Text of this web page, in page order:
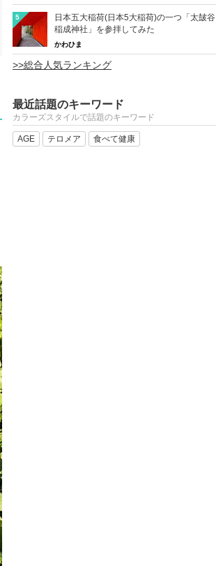
5
日本五大稲荷(日本5大稲荷)の一つ「太皷谷
稲成神社」を参拝してみた
かわひま
>>総合人気ランキング
最近話題のキーワード
カラーズスタイルで話題のキーワード
AGE テロメア 食べて健康